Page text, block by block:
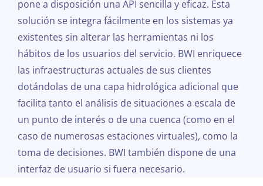
pone a disposición una API sencilla y eficaz. Esta
solución se integra fácilmente en los sistemas ya
existentes sin alterar las herramientas ni los
hábitos de los usuarios del servicio. BWI enriquece
las infraestructuras actuales de sus clientes
dotándolas de una capa hidrológica adicional que
facilita tanto el análisis de situaciones a escala de
un punto de interés o de una cuenca (como en el
caso de numerosas estaciones virtuales), como la
toma de decisiones. BWI también dispone de una
interfaz de usuario si fuera necesario.